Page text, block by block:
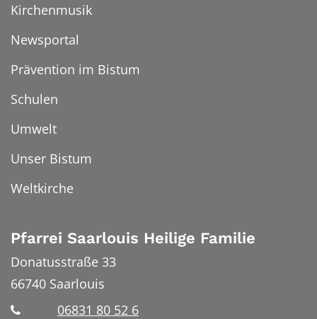
Kirchenmusik
Newsportal
Prävention im Bistum
Schulen
Umwelt
Unser Bistum
Weltkirche
Pfarrei Saarlouis Heilige Familie
Donatusstraße 33
66740 Saarlouis
06831 80 52 6